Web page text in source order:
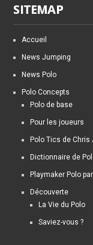
SITEMAP
Accueil
News Jumping
News Polo
Polo Concepts
Polo de base
Pour les joueurs
Polo Tics de Chris
Dictionnaire de
Playmaker Polo
Découverte
La Vie du Polo
Saviez-vous ?